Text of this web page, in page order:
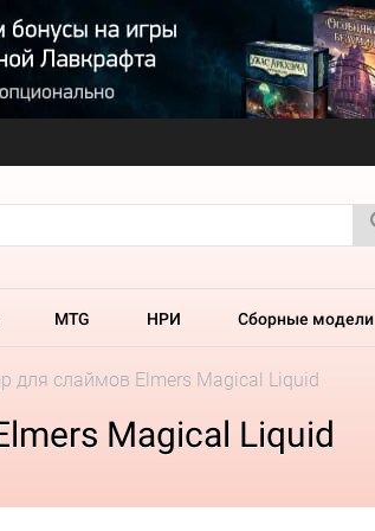
MTG НРИ Сборные модели
для слаймов Elmers Magical Liquid
Magical Liquid